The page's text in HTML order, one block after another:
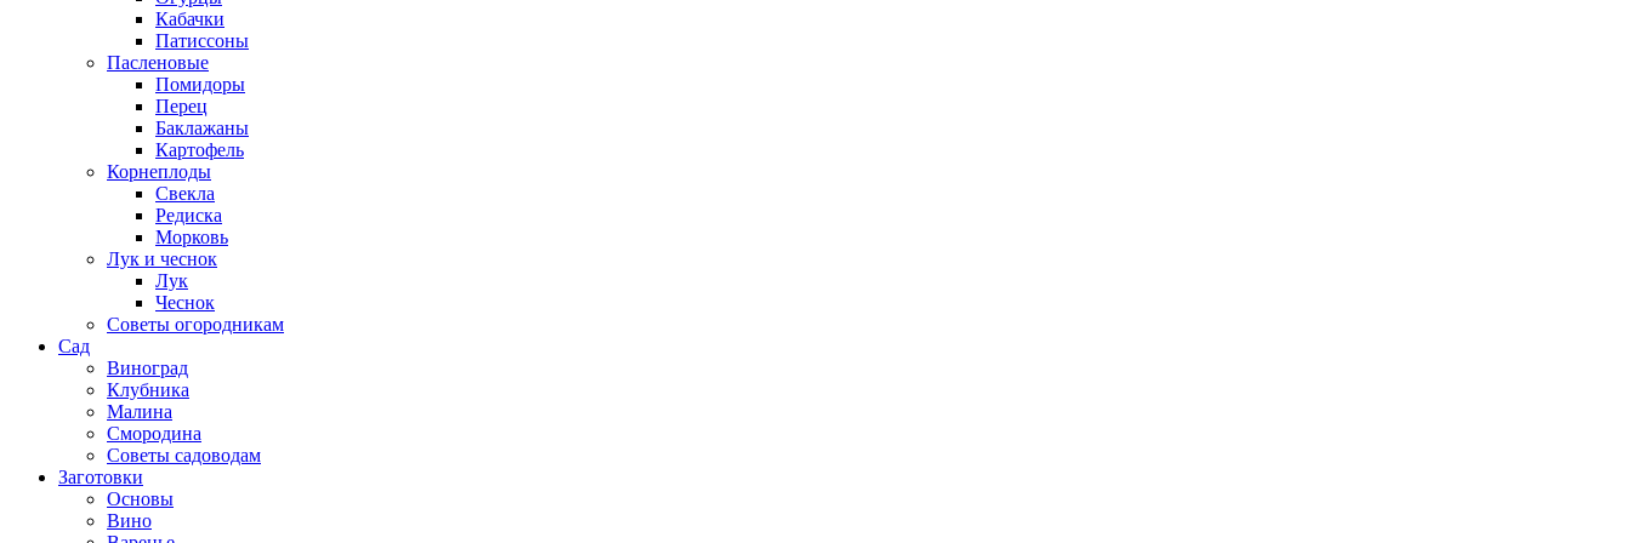
Кабачки
Патиссоны
Пасленовые
Помидоры
Перец
Баклажаны
Картофель
Корнеплоды
Свекла
Редиска
Морковь
Лук и чеснок
Лук
Чеснок
Советы огородникам
Сад
Виноград
Клубника
Малина
Смородина
Советы садоводам
Заготовки
Основы
Вино